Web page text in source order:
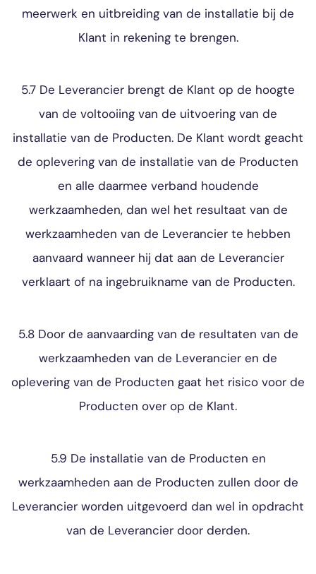
meerwerk en uitbreiding van de installatie bij de
Klant in rekening te brengen.
5.7 De Leverancier brengt de Klant op de hoogte
van de voltooiing van de uitvoering van de
installatie van de Producten. De Klant wordt geacht
de oplevering van de installatie van de Producten
en alle daarmee verband houdende
werkzaamheden, dan wel het resultaat van de
werkzaamheden van de Leverancier te hebben
aanvaard wanneer hij dat aan de Leverancier
verklaart of na ingebruikname van de Producten.
5.8 Door de aanvaarding van de resultaten van de
werkzaamheden van de Leverancier en de
oplevering van de Producten gaat het risico voor de
Producten over op de Klant.
5.9 De installatie van de Producten en
werkzaamheden aan de Producten zullen door de
Leverancier worden uitgevoerd dan wel in opdracht
van de Leverancier door derden.